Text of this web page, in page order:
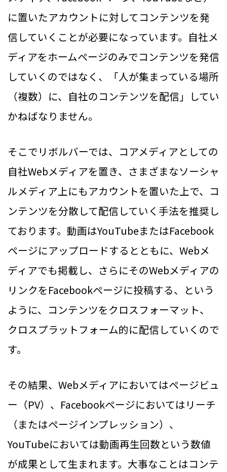
に置いたアカウントに対してコンテンツを発
信していくことが必要になっています。自社メ
ディアをホームページのみでコンテンツを発信
していくのではなく、「人が集まっている場所
（複数）に、自社のコンテンツを配信」してい
かねばなりません。
そこでリボルバーでは、コアメディアとしての
自社Webメディアを置き、さまざまなソーシャ
ルメディア上にもアカウントを置いた上で、コ
ンテンツを分散して配信していく手法を推奨し
ております。動画はYouTubeまたはFacebook
ページにアップロードするとともに、Webメ
ディアでも掲載し、さらにそのWebメディアの
リンクをFacebookページに投稿する、という
ように、コンテンツをクロスフォーマット、
クロスプラットフォーム的に配信していくので
す。
その結果、Webメディアにおいてはページビュ
ー（PV）、Facebookページにおいてはリーチ
（またはページインプレッション）、
YouTubeにおいては動画再生回数という数値
が成果として生まれます。大事なことはコンテ